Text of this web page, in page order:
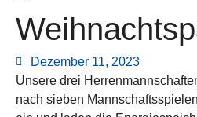
Dezember 11, 2023
Unsere drei
nach sieben